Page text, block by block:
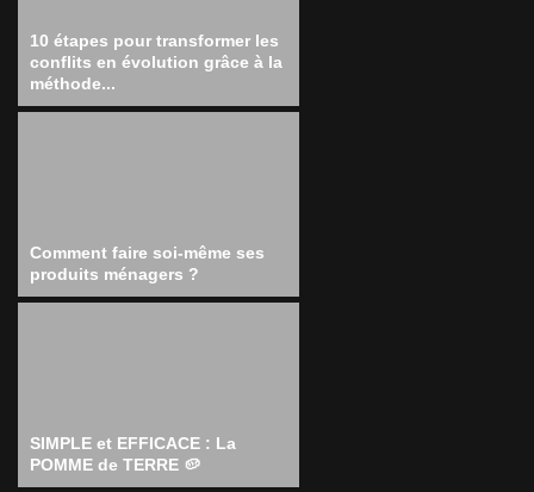
10 étapes pour transformer les
conflits en évolution grâce à la
méthode...
Comment faire soi-même ses
produits ménagers ?
SIMPLE et EFFICACE : La
POMME de TERRE 🥔